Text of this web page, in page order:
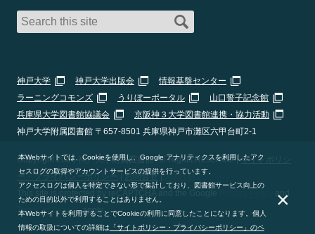
神戸大学 神戸大学出版会
情報基盤センター
ラーニングコモンズ
うりぼーポータル
山口誓子記念館
兵庫県大学図書館協議会
京阪神３大学図書館連携・協力活動
神戸大学附属図書館 〒657-8501 兵庫県神戸市灘区六甲台町2-1
Copyright 2026 神戸大学附属図書館 All Rights Reserved. |サイトポリシ
ー・プライバシーポリシー
お問合せ| Staff Only
This site is protected by reCAPTCHA and the Google
and
Terms of Serviceapply.
本Webサイトでは、Cookieを使用し、Google アナリティクスを利用したアク
セスログの取得やアカウントサービスの提供を行っています。
アクセスログは個人を特定できない形で集計しており、図書館サービス向上の
ための目的以外で利用することはありません。
本Webサイトを利用することでCookieの利用に同意したことになります。個人
情報の取扱についての詳細は 「サイトポリシー・プライバシーポリシー」のペ
×